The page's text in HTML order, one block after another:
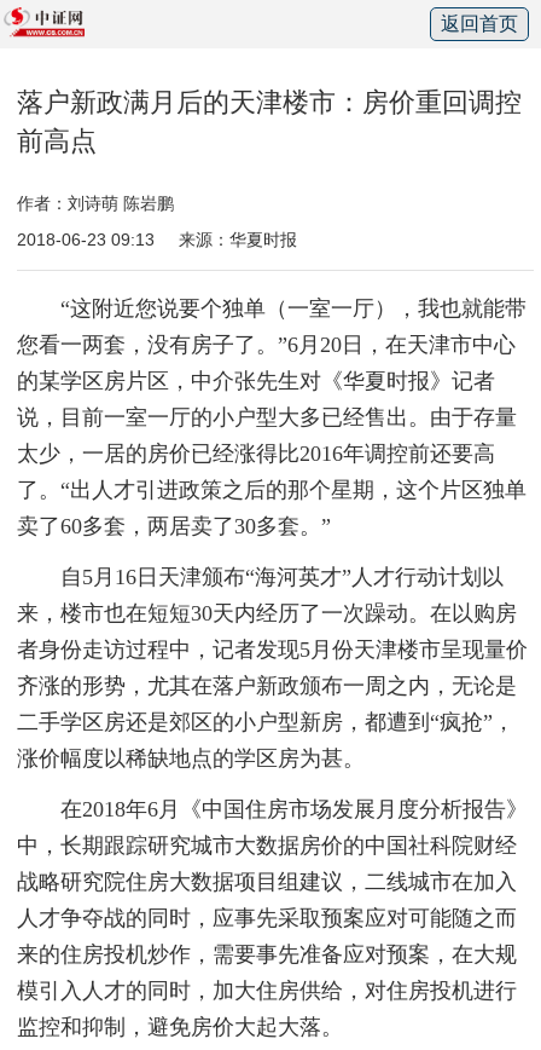
返回首页
落户新政满月后的天津楼市：房价重回调控
前高点
作者：刘诗萌 陈岩鹏
2018-06-23 09:13
来源：华夏时报
“这附近您说要个独单（一室一厅），我也就能带
您看一两套，没有房子了。”6月20日，在天津市中心
的某学区房片区，中介张先生对《华夏时报》记者
说，目前一室一厅的小户型大多已经售出。由于存量
太少，一居的房价已经涨得比2016年调控前还要高
了。“出人才引进政策之后的那个星期，这个片区独单
卖了60多套，两居卖了30多套。”
自5月16日天津颁布“海河英才”人才行动计划以
来，楼市也在短短30天内经历了一次躁动。在以购房
者身份走访过程中，记者发现5月份天津楼市呈现量价
齐涨的形势，尤其在落户新政颁布一周之内，无论是
二手学区房还是郊区的小户型新房，都遭到“疯抢”，
涨价幅度以稀缺地点的学区房为甚。
在2018年6月《中国住房市场发展月度分析报告》
中，长期跟踪研究城市大数据房价的中国社科院财经
战略研究院住房大数据项目组建议，二线城市在加入
人才争夺战的同时，应事先采取预案应对可能随之而
来的住房投机炒作，需要事先准备应对预案，在大规
模引入人才的同时，加大住房供给，对住房投机进行
监控和抑制，避免房价大起大落。